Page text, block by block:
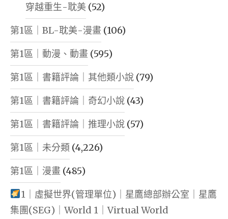
穿越重生-耽美 (52)
第1區｜BL-耽美-漫畫 (106)
第1區｜動漫、動畫 (595)
第1區｜書籍評論｜其他類小說 (79)
第1區｜書籍評論｜奇幻小說 (43)
第1區｜書籍評論｜推理小說 (57)
第1區｜未分類 (4,226)
第1區｜漫畫 (485)
1｜虛擬世界(管理單位)｜星鷹總部辦公室｜星鷹
集團(SEG)｜World 1｜Virtual World